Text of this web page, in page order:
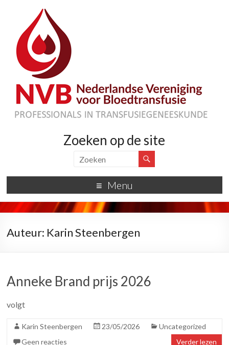
Zoeken op de site
Menu
Auteur: Karin Steenbergen
Anneke Brand prijs 2026
volgt
Karin Steenbergen 23/05/2026
Uncategorized
Geen reacties
Verder lezen